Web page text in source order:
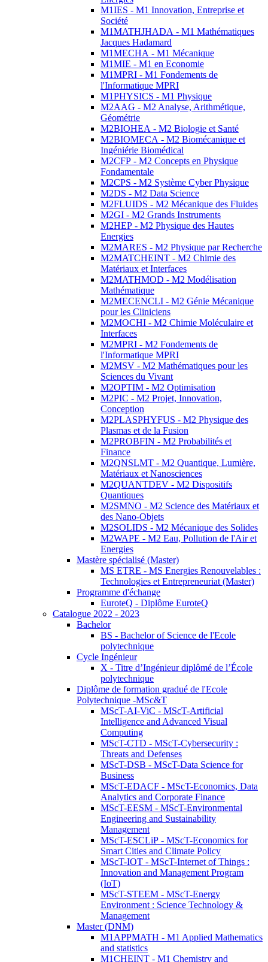
M1IES - M1 Innovation, Entreprise et
Société
M1MATHJHADA - M1 Mathématiques
Jacques Hadamard
M1MECHA - M1 Mécanique
M1MIE - M1 en Economie
M1MPRI - M1 Fondements de
l'Informatique MPRI
M1PHYSICS - M1 Physique
M2AAG - M2 Analyse, Arithmétique,
Géométrie
M2BIOHEA - M2 Biologie et Santé
M2BIOMECA - M2 Biomécanique et
Ingéniérie Biomédical
M2CFP - M2 Concepts en Physique
Fondamentale
M2CPS - M2 Système Cyber Physique
M2DS - M2 Data Science
M2FLUIDS - M2 Mécanique des Fluides
M2GI - M2 Grands Instruments
M2HEP - M2 Physique des Hautes
Energies
M2MARES - M2 Physique par Recherche
M2MATCHEINT - M2 Chimie des
Matériaux et Interfaces
M2MATHMOD - M2 Modélisation
Mathématique
M2MECENCLI - M2 Génie Mécanique
pour les Cliniciens
M2MOCHI - M2 Chimie Moléculaire et
Interfaces
M2MPRI - M2 Fondements de
l'Informatique MPRI
M2MSV - M2 Mathématiques pour les
Sciences du Vivant
M2OPTIM - M2 Optimisation
M2PIC - M2 Projet, Innovation,
Conception
M2PLASPHYFUS - M2 Physique des
Plasmas et de la Fusion
M2PROBFIN - M2 Probabilités et
Finance
M2QNSLMT - M2 Quantique, Lumière,
Matériaux et Nanosciences
M2QUANTDEV - M2 Dispositifs
Quantiques
M2SMNO - M2 Science des Matériaux et
des Nano-Objets
M2SOLIDS - M2 Mécanique des Solides
M2WAPE - M2 Eau, Pollution de l'Air et
Energies
Mastère spécialisé (Master)
MS ETRE - MS Energies Renouvelables :
Technologies et Entrepreneuriat (Master)
Programme d'échange
EuroteQ - Diplôme EuroteQ
Catalogue 2022 - 2023
Bachelor
BS - Bachelor of Science de l'Ecole
polytechnique
Cycle Ingénieur
X - Titre d’Ingénieur diplômé de l’École
polytechnique
Diplôme de formation gradué de l'Ecole
Polytechnique -MSc&T
MScT-AI-ViC - MScT-Artificial
Intelligence and Advanced Visual
Computing
MScT-CTD - MScT-Cybersecurity :
Threats and Defenses
MScT-DSB - MScT-Data Science for
Business
MScT-EDACF - MScT-Economics, Data
Analytics and Corporate Finance
MScT-EESM - MScT-Environmental
Engineering and Sustainability
Management
MScT-ESCLiP - MScT-Economics for
Smart Cities and Climate Policy
MScT-IOT - MScT-Internet of Things :
Innovation and Management Program
(IoT)
MScT-STEEM - MScT-Energy
Environment : Science Technology &
Management
Master (DNM)
M1APPMATH - M1 Applied Mathematics
and statistics
M1CHEINT - M1 Chemistry and